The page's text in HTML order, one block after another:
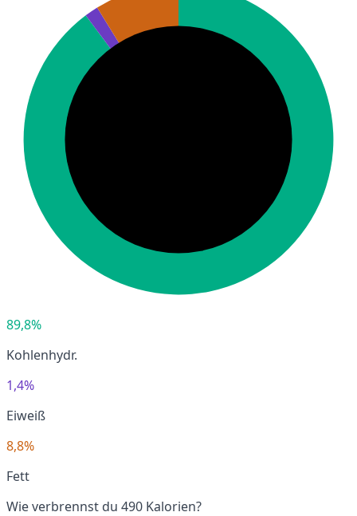
89,8%
Kohlenhydr.
1,4%
Eiweiß
8,8%
Fett
Wie verbrennst du 490 Kalorien?